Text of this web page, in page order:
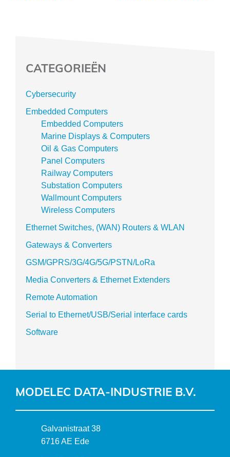
CATEGORIEËN
Cybersecurity
Embedded Computers
Embedded Computers
Marine Displays & Computers
Oil & Gas Computers
Panel Computers
Railway Computers
Substation Computers
Wallmount Computers
Wireless Computers
Ethernet Switches, (WAN) Routers & WLAN
Gateways & Converters
GSM/GPRS/3G/4G/5G/PSTN/LoRa
Media Converters & Ethernet Extenders
Remote Automation
Serial to Ethernet/USB/Serial interface cards
Software
MODELEC DATA-INDUSTRIE B.V.
B
e
Galvanistraat 38
6716 AE Ede